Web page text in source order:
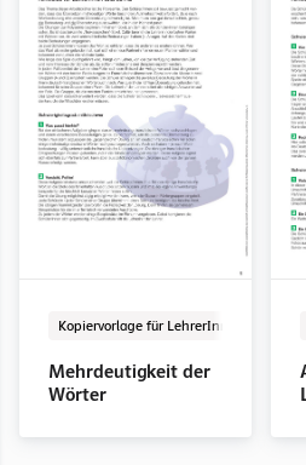
Kopiervorlage für LehrerInnen
Mehrdeutigkeit der
Wörter